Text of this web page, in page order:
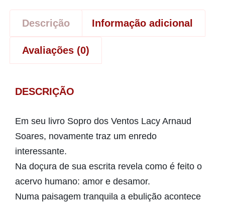
Descrição Informação adicional
Avaliações (0)
DESCRIÇÃO
Em seu livro Sopro dos Ventos Lacy Arnaud
Soares, novamente traz um enredo
interessante.
Na doçura de sua escrita revela como é feito o
acervo humano: amor e desamor.
Numa paisagem tranquila a ebulição acontece